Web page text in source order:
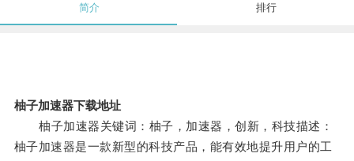
简介 排行
柚子加速器下载地址
柚子加速器关键词：柚子，加速器，创新，科技描述：
柚子加速器是一款新型的科技产品，能有效地提升用户的工